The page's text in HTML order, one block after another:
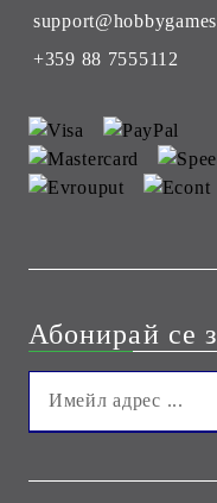
+359 88 7555112
Абонирай се